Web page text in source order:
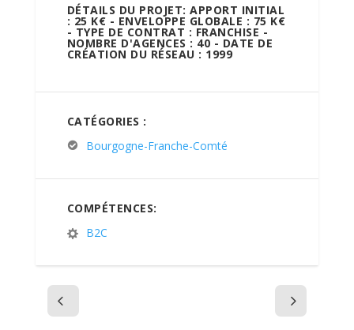
DÉTAILS DU PROJET: APPORT INITIAL
: 25 K€ - ENVELOPPE GLOBALE : 75 K€
- TYPE DE CONTRAT : FRANCHISE -
NOMBRE D'AGENCES : 40 - DATE DE
CRÉATION DU RÉSEAU : 1999
CATÉGORIES :
Bourgogne-Franche-Comté
COMPÉTENCES:
B2C